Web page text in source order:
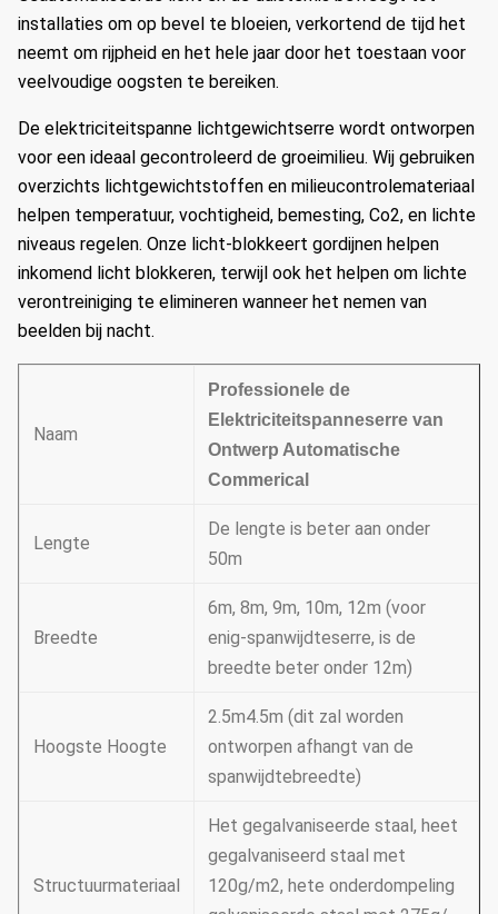
installaties om op bevel te bloeien, verkortend de tijd het
neemt om rijpheid en het hele jaar door het toestaan voor
veelvoudige oogsten te bereiken.
De elektriciteitspanne lichtgewichtserre wordt ontworpen
voor een ideaal gecontroleerd de groeimilieu. Wij gebruiken
overzichts lichtgewichtstoffen en milieucontrolemateriaal
helpen temperatuur, vochtigheid, bemesting, Co2, en lichte
niveaus regelen. Onze licht-blokkeert gordijnen helpen
inkomend licht blokkeren, terwijl ook het helpen om lichte
verontreiniging te elimineren wanneer het nemen van
beelden bij nacht.
Naam
Professionele de
Elektriciteitspanneserre van
Ontwerp Automatische
Commerical
Lengte
De lengte is beter aan onder
50m
Breedte
6m, 8m, 9m, 10m, 12m (voor
enig-spanwijdteserre, is de
breedte beter onder 12m)
Hoogste Hoogte
2.5m4.5m (dit zal worden
ontworpen afhangt van de
spanwijdtebreedte)
Structuurmateriaal
Het gegalvaniseerde staal, heet
gegalvaniseerd staal met
120g/m2, hete onderdompeling